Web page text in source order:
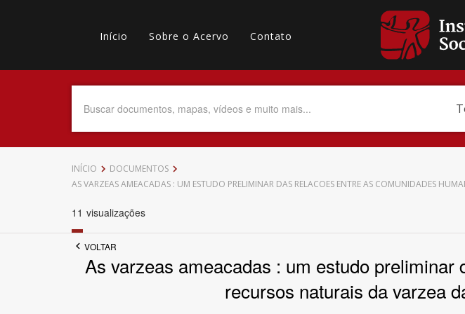
Main
navigation
Início Sobre o Acervo Contato
secundário
Data do Documento
Povo Indígena
INÍCIO
DOCUMENTOS
AS VARZEAS AMEACADAS : UM ESTUDO PRELIMINAR DAS RELACOES ENTRE AS COMUNIDADES
11 visualizações
VOLTAR
As varzeas ameacadas : um estudo
recursos naturais da varzea